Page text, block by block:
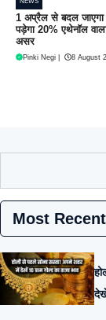
1 अप्रैल से बदल जाएगा
पड़ेगा 20% एथेनॉल
असर
Pinki Negi 8 August
Most Recent